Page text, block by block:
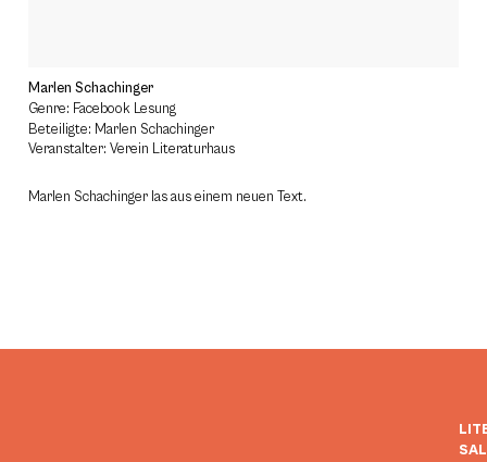
Marlen Schachinger
Genre: Facebook Lesung
Beteiligte: Marlen Schachinger
Veranstalter: Verein Literaturhaus
Marlen Schachinger las aus einem neuen Text.